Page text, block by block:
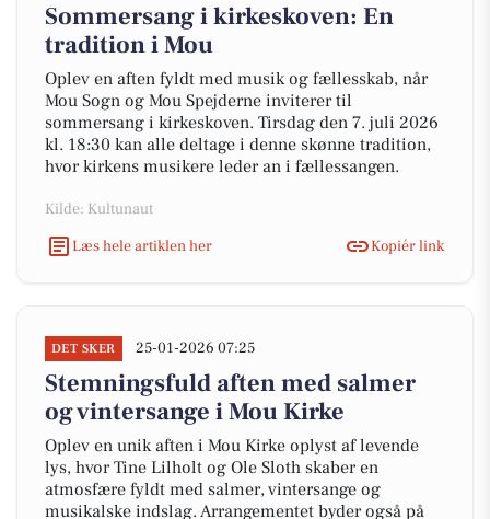
Sommersang i kirkeskoven: En
tradition i Mou
Oplev en aften fyldt med musik og fællesskab, når
Mou Sogn og Mou Spejderne inviterer til
sommersang i kirkeskoven. Tirsdag den 7. juli 2026
kl. 18:30 kan alle deltage i denne skønne tradition,
hvor kirkens musikere leder an i fællessangen.
Kilde: Kultunaut
Læs hele artiklen her
Kopiér link
DET SKER 25-01-2026 07:25
Stemningsfuld aften med salmer
og vintersange i Mou Kirke
Oplev en unik aften i Mou Kirke oplyst af levende
lys, hvor Tine Lilholt og Ole Sloth skaber en
atmosfære fyldt med salmer, vintersange og
musikalske indslag. Arrangementet byder også på